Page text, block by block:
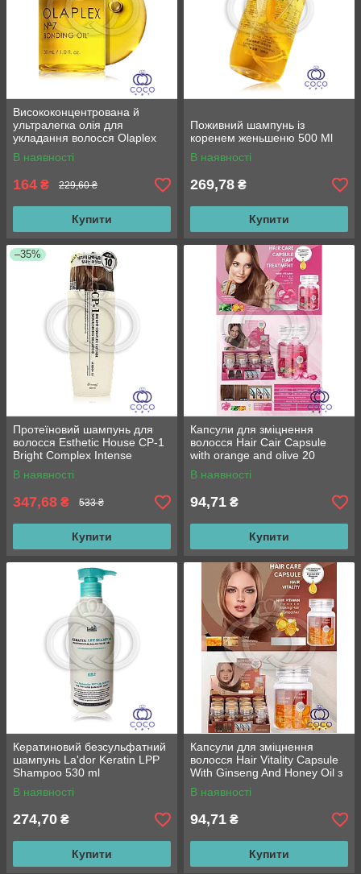
Висококонцентрована й
ультралегка олія для
укладання волосся Olaplex
No. 7 Bonding Oil 30ml
В наявності
164 ₴ 229,60 ₴
Купити
Поживний шампунь із
коренем женьшеню 500 Ml
В наявності
269,78 ₴
Купити
–35%
Протеїновий шампунь для
волосся Esthetic House CP-1
Bright Complex Intense
Nourishing Shampoo, 500 мл
В наявності
347,68 ₴ 533 ₴
Купити
Капсули для зміцнення
волосся Hair Cair Capsule
with orange and olive 20
штук*1 гр
В наявності
94,71 ₴
Купити
Кератиновий безсульфатний
шампунь La'dor Keratin LPP
Shampoo 530 ml
В наявності
274,70 ₴
Купити
Капсули для зміцнення
волосся Hair Vitality Capsule
With Ginseng And Honey Oil з
женьшенем і медом 20 штук
В наявності
94,71 ₴
Купити